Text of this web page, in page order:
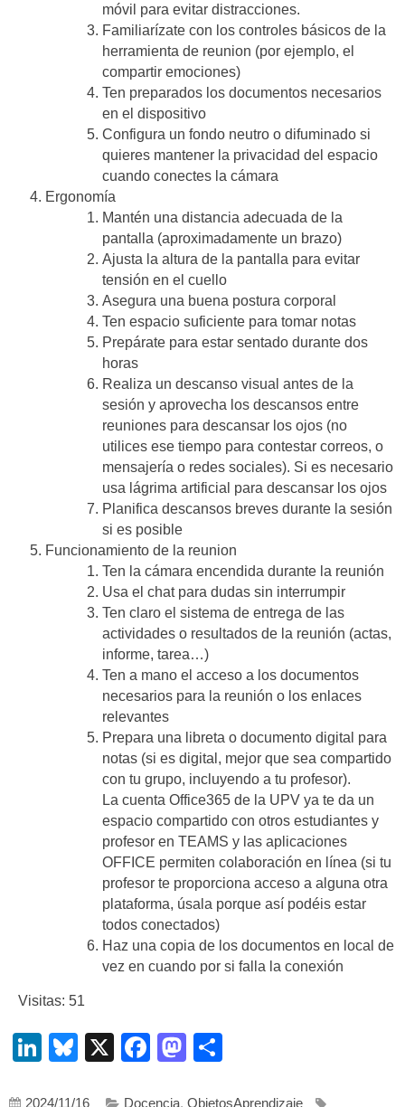
móvil para evitar distracciones.
Familiarízate con los controles básicos de la
herramienta de reunion (por ejemplo, el
compartir emociones)
Ten preparados los documentos necesarios
en el dispositivo
Configura un fondo neutro o difuminado si
quieres mantener la privacidad del espacio
cuando conectes la cámara
Ergonomía
Mantén una distancia adecuada de la
pantalla (aproximadamente un brazo)
Ajusta la altura de la pantalla para evitar
tensión en el cuello
Asegura una buena postura corporal
Ten espacio suficiente para tomar notas
Prepárate para estar sentado durante dos
horas
Realiza un descanso visual antes de la
sesión y aprovecha los descansos entre
reuniones para descansar los ojos (no
utilices ese tiempo para contestar correos, o
mensajería o redes sociales). Si es necesario
usa lágrima artificial para descansar los ojos
Planifica descansos breves durante la sesión
si es posible
Funcionamiento de la reunion
Ten la cámara encendida durante la reunión
Usa el chat para dudas sin interrumpir
Ten claro el sistema de entrega de las
actividades o resultados de la reunión (actas,
informe, tarea…)
Ten a mano el acceso a los documentos
necesarios para la reunión o los enlaces
relevantes
Prepara una libreta o documento digital para
notas (si es digital, mejor que sea compartido
con tu grupo, incluyendo a tu profesor).
La cuenta Office365 de la UPV ya te da un
espacio compartido con otros estudiantes y
profesor en TEAMS y las aplicaciones
OFFICE permiten colaboración en línea (si tu
profesor te proporciona acceso a alguna otra
plataforma, úsala porque así podéis estar
todos conectados)
Haz una copia de los documentos en local de
vez en cuando por si falla la conexión
Visitas: 51
LinkedIn
Bluesky
X Facebook
Mastodon
2024/11/16 Docencia, ObjetosAprendizaje